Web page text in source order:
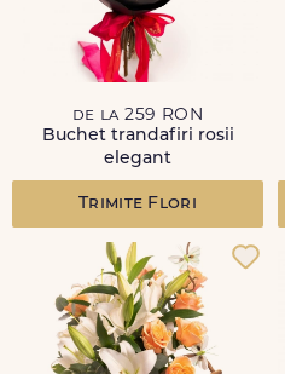
de la 259 RON
Buchet trandafiri rosii
elegant
Trimite Flori